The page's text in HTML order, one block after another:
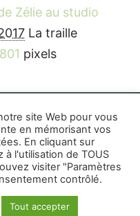
Zélie au studio
La traille
pixels
boudoir et
Lille Avignon
Montréal|
Mentions
site Web pour vous
en mémorisant vos
En cliquant sur
l'utilisation de TOUS
visiter "Paramètres
contrôlé.
Tout accepter